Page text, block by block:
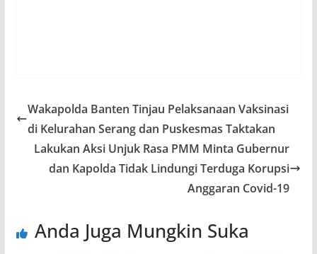
Wakapolda Banten Tinjau Pelaksanaan Vaksinasi
di Kelurahan Serang dan Puskesmas Taktakan
Lakukan Aksi Unjuk Rasa PMM Minta Gubernur
dan Kapolda Tidak Lindungi Terduga Korupsi
Anggaran Covid-19
Anda Juga Mungkin Suka